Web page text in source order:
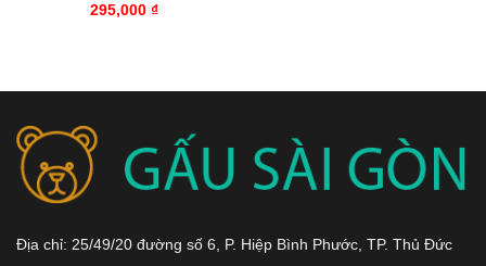
295,000 ₫
Địa chỉ: 25/49/20 đường số 6, P. Hiệp Bình Phước, TP. Thủ Đức